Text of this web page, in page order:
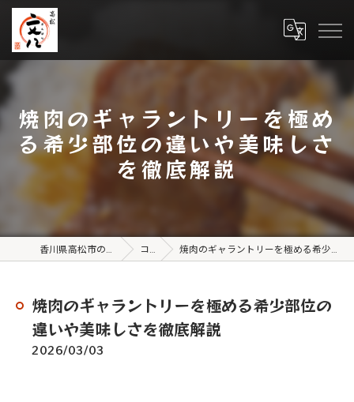
焼肉のギャラントリーを極め
る希少部位の違いや美味しさ
を徹底解説
香川県高松市の焼肉なら高松文八 コラム 焼肉のギャラントリーを極める希少部位の違いや美味しさを徹底解説
焼肉のギャラントリーを極める希少部位の
違いや美味しさを徹底解説
2026/03/03